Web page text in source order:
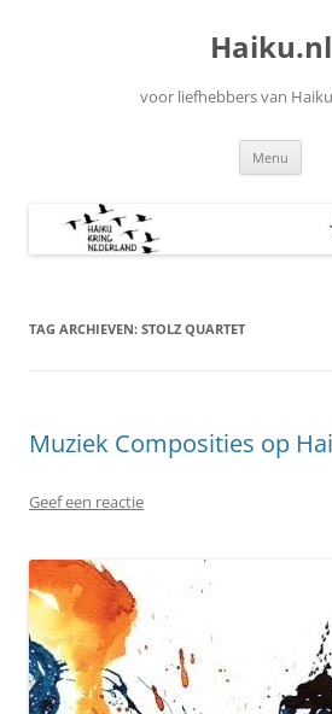
Haiku.nl
voor liefhebbers van
Menu
TAG ARCHIEVEN: STOLZ QUARTET
Muziek Composities op
Geef een reactie